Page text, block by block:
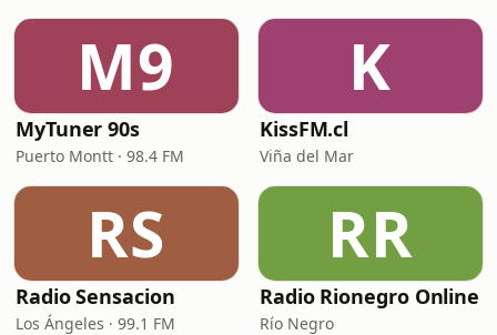
M9
MyTuner 90s
Puerto Montt · 98.4 FM
K
KissFM.cl
Viña del Mar
RS
Radio Sensacion
Los Ángeles · 99.1 FM
RR
Radio Rionegro Online
Río Negro